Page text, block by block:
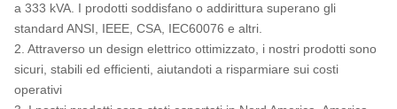
333
500
a 333 kVA. I prodotti soddisfano o addirittura superano gli
standard ANSI, IEEE, CSA, IEC60076 e altri.
2. Attraverso un design elettrico ottimizzato, i nostri prodotti sono
sicuri, stabili ed efficienti, aiutandoti a risparmiare sui costi
operativi